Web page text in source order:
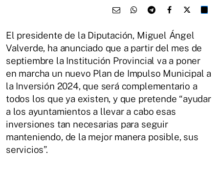
El presidente de la Diputación, Miguel Ángel
Valverde, ha anunciado que a partir del mes de
septiembre la Institución Provincial va a poner
en marcha un nuevo Plan de Impulso Municipal a
la Inversión 2024, que será complementario a
todos los que ya existen, y que pretende “ayudar
a los ayuntamientos a llevar a cabo esas
inversiones tan necesarias para seguir
manteniendo, de la mejor manera posible, sus
servicios”.